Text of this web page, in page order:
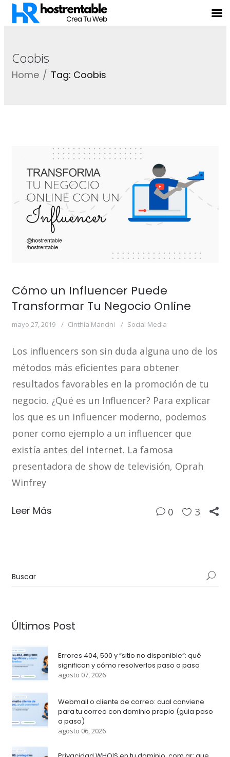
Coobis
Home Tag: Coobis
Cómo un Influencer Puede
Transformar Tu Negocio Online
mayo 27, 2019 Cinthia Mancini Social Media
Los influencers son sin duda alguna uno de los
métodos más eficientes para obtener
resultados favorables en la promoción de tu
negocio. ¿Qué es un Influencer? Para explicar
los que es un influencer moderno, podemos
poner como ejemplo a un influencer que
existía antes del internet. La famosa
presentadora de show de televisión, Oprah
Winfrey
Leer Más 0 3
Últimos Post
Errores 404, 500 y “sitio no disponible”: qué
significan y cómo resolverlos paso a paso
agosto 07, 2026
Webmail o cliente de correo: cual conviene
para tu correo con dominio propio (guia paso
a paso)
agosto 06, 2026